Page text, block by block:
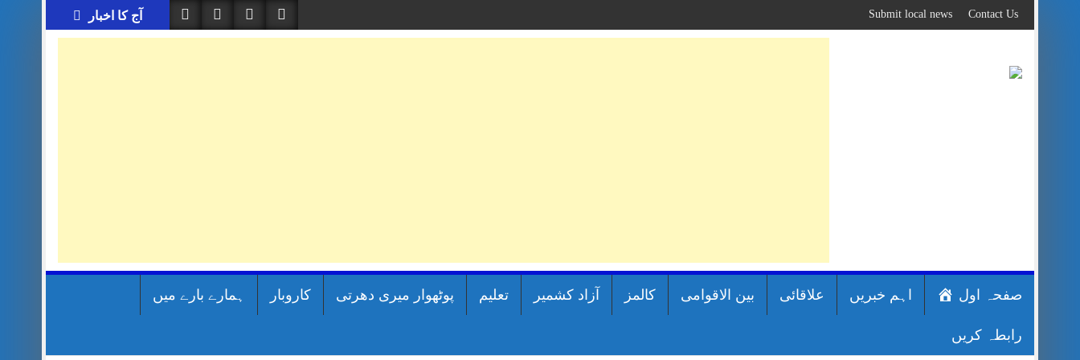
to
content
آج کا اخبار Contact Us
Submit local news
صفحہ اول اہم خبریں علاقائی بین الاقوامی کالمز آزاد کشمیر تعلیم پوٹھوار میری دھرتی کاروبار ہمارے بارے میں
رابطہ کریں